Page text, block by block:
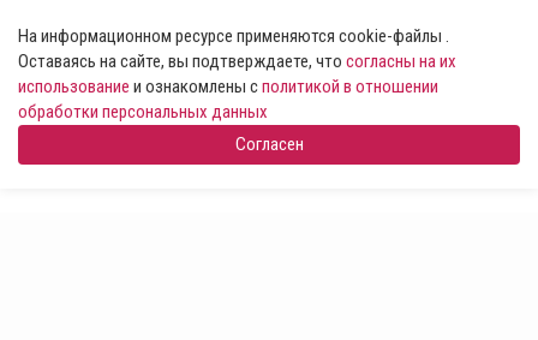
На информационном ресурсе применяются cookie-файлы .
Оставаясь на сайте, вы подтверждаете, что согласны на их
использование и ознакомлены сполитикой в отношении
обработки персональных данных
Согласен